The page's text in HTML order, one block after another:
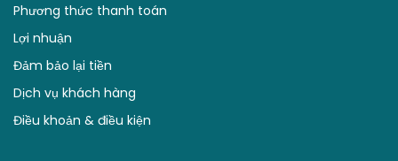
Phương thức thanh toán
Lợi nhuận
Đảm bảo lại tiền
Dịch vụ khách hàng
Điều khoản & điều kiện